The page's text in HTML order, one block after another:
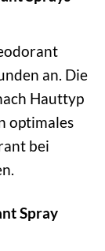
an. Die
Hauttyp
optimales
bei
Spray